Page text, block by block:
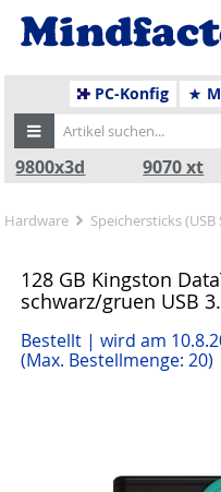
PC-Konfig
9800x3d 9070 xt
Hardware Speichersticks (USB
128 GB Kingston
schwarz/gruen USB
Bestellt | wird am
(Max. Bestellmenge: 20)